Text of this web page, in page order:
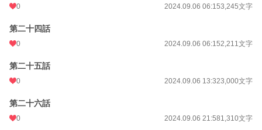
0 2024.09.06 06:153,245文字
第二十四話
0 2024.09.06 06:152,211文字
第二十五話
0 2024.09.06 13:323,000文字
第二十六話
0 2024.09.06 21:581,310文字